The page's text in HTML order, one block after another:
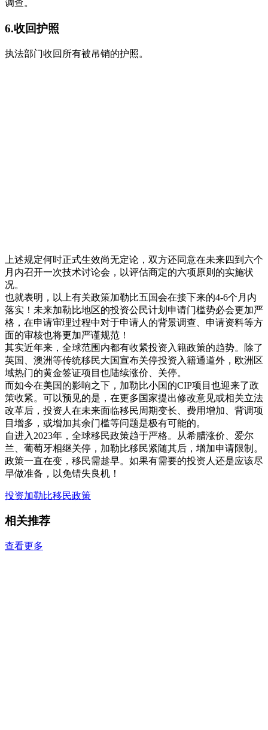
调查。
6.收回护照
执法部门收回所有被吊销的护照。
上述规定何时正式生效尚无定论，双方还同意在未来四到六个
月内召开一次技术讨论会，以评估商定的六项原则的实施状
况。
也就表明，以上有关政策加勒比五国会在接下来的4-6个月内
落实！未来加勒比地区的投资公民计划申请门槛势必会更加严
格，在申请审理过程中对于申请人的背景调查、申请资料等方
面的审核也将更加严谨规范！
其实近年来，全球范围内都有收紧投资入籍政策的趋势。除了
英国、澳洲等传统移民大国宣布关停投资入籍通道外，欧洲区
域热门的黄金签证项目也陆续涨价、关停。
而如今在美国的影响之下，加勒比小国的CIP项目也迎来了政
策收紧。可以预见的是，在更多国家提出修改意见或相关立法
改革后，投资人在未来面临移民周期变长、费用增加、背调项
目增多，或增加其余门槛等问题是极有可能的。
自进入2023年，全球移民政策趋于严格。从希腊涨价、爱尔
兰、葡萄牙相继关停，加勒比移民紧随其后，增加申请限制。
政策一直在变，移民需趁早。如果有需要的投资人还是应该尽
早做准备，以免错失良机！
投资加勒比移民政策
相关推荐
查看更多